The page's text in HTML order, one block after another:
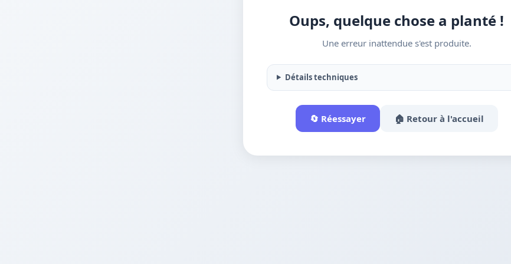
Oups, quelque chose a planté !
Une erreur inattendue s'est produite.
Détails techniques
🔄 Réessayer 🏠 Retour à l'accueil